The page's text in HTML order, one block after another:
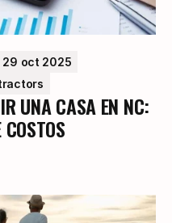
29 oct 2025
UNA CASA EN NC: